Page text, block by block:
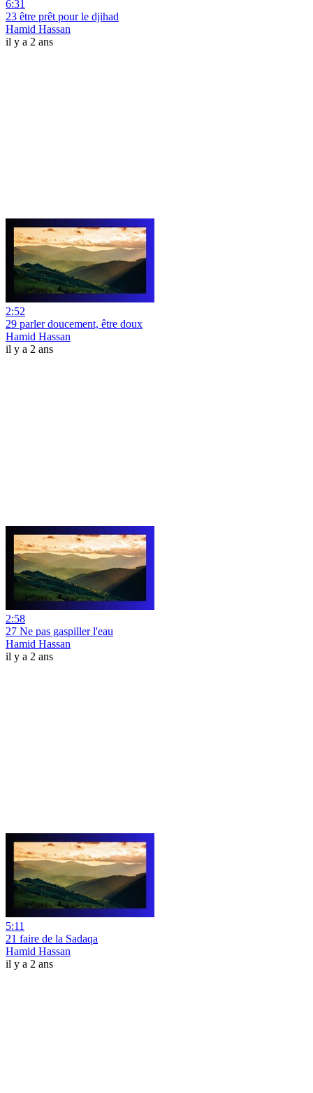
6:31
23 être prêt pour le djihad
Hamid Hassan
il y a 2 ans
2:52
29 parler doucement, être doux
Hamid Hassan
il y a 2 ans
2:58
27 Ne pas gaspiller l'eau
Hamid Hassan
il y a 2 ans
5:11
21 faire de la Sadaqa
Hamid Hassan
il y a 2 ans